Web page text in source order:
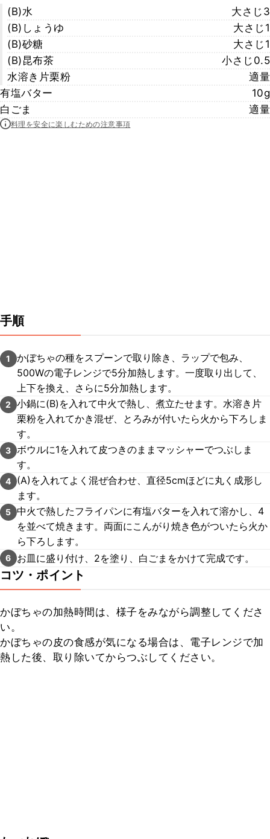
(B)水
大さじ3
(B)しょうゆ
大さじ1
(B)砂糖
大さじ1
(B)昆布茶
小さじ0.5
水溶き片栗粉
適量
有塩バター
10g
白ごま
適量
料理を安全に楽しむための注意事項
手順
1
かぼちゃの種をスプーンで取り除き、ラップで包み、
500Wの電子レンジで5分加熱します。一度取り出して、
上下を換え、さらに5分加熱します。
2
小鍋に(B)を入れて中火で熱し、煮立たせます。水溶き片
栗粉を入れてかき混ぜ、とろみが付いたら火から下ろしま
す。
3 ボウルに1を入れて皮つきのままマッシャーでつぶしま
す。
4
(A)を入れてよく混ぜ合わせ、直径5cmほどに丸く成形し
ます。
5 中火で熱したフライパンに有塩バターを入れて溶かし、4
を並べて焼きます。両面にこんがり焼き色がついたら火か
ら下ろします。
6 お皿に盛り付け、2を塗り、白ごまをかけて完成です。
コツ・ポイント
かぼちゃの加熱時間は、様子をみながら調整してくださ
い。
かぼちゃの皮の食感が気になる場合は、電子レンジで加
熱した後、取り除いてからつぶしてください。